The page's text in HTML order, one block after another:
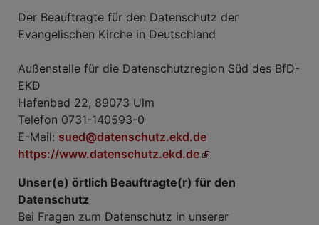
Der Beauftragte für den Datenschutz der
Evangelischen Kirche in Deutschland
Außenstelle für die Datenschutzregion Süd des BfD-
EKD
Hafenbad 22, 89073 Ulm
Telefon 0731-140593-0
E-Mail: sued@datenschutz.ekd.de
https://www.datenschutz.ekd.de
Unser(e) örtlich Beauftragte(r) für den
Datenschutz
Bei Fragen zum Datenschutz in unserer